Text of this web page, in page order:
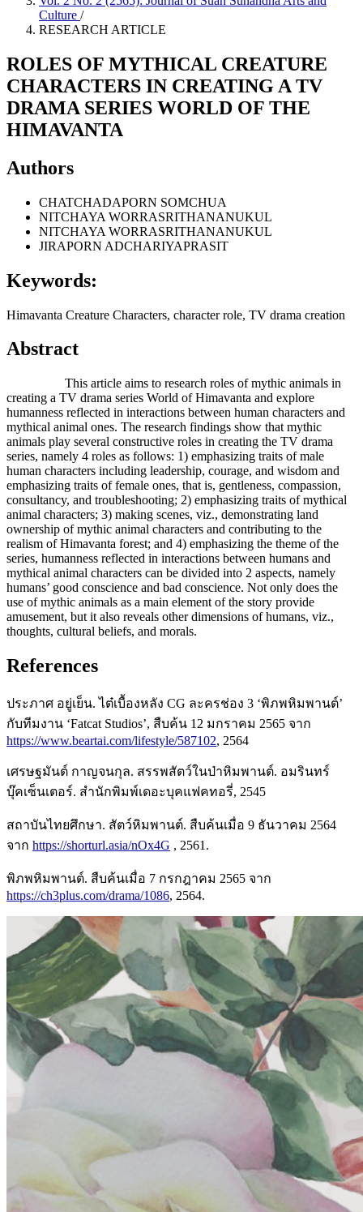
Culture /
RESEARCH ARTICLE
ROLES OF MYTHICAL CREATURE
CHARACTERS IN CREATING A TV
DRAMA SERIES WORLD OF THE
HIMAVANTA
Authors
CHATCHADAPORN SOMCHUA
NITCHAYA WORRASRITHANANUKUL
NITCHAYA WORRASRITHANANUKUL
JIRAPORN ADCHARIYAPRASIT
Keywords:
Himavanta Creature Characters, character role, TV drama creation
Abstract
This article aims to research roles of mythic animals in
creating a TV drama series World of Himavanta and explore
humanness reflected in interactions between human characters and
mythical animal ones. The research findings show that mythic
animals play several constructive roles in creating the TV drama
series, namely 4 roles as follows: 1) emphasizing traits of male
human characters including leadership, courage, and wisdom and
emphasizing traits of female ones, that is, gentleness, compassion,
consultancy, and troubleshooting; 2) emphasizing traits of mythical
animal characters; 3) making scenes, viz., demonstrating land
ownership of mythic animal characters and contributing to the
realism of Himavanta forest; and 4) emphasizing the theme of the
series, humanness reflected in interactions between humans and
mythical animal characters can be divided into 2 aspects, namely
humans’ good conscience and bad conscience. Not only does the
use of mythic animals as a main element of the story provide
amusement, but it also reveals other dimensions of humans, viz.,
thoughts, cultural beliefs, and morals.
References
ประภาศ อยู่เย็น. ไต๋เบื้องหลัง CG ละครช่อง 3 ‘พิภพหิมพานต์’
กับทีมงาน ‘Fatcat Studios’, สืบค้น 12 มกราคม 2565 จาก
https://www.beartai.com/lifestyle/587102, 2564
เศรษฐมันต์ กาญจนกุล. สรรพสัตว์ในป่าหิมพานต์. อมรินทร์
บุ๊คเซ็นเตอร์. สำนักพิมพ์เดอะบุคแฟคทอรี่, 2545
สถาบันไทยศึกษา. สัตว์หิมพานต์. สืบค้นเมื่อ 9 ธันวาคม 2564
จาก https://shorturl.asia/nOx4G , 2561.
พิภพหิมพานต์. สืบค้นเมื่อ 7 กรกฎาคม 2565 จาก
https://ch3plus.com/drama/1086, 2564.